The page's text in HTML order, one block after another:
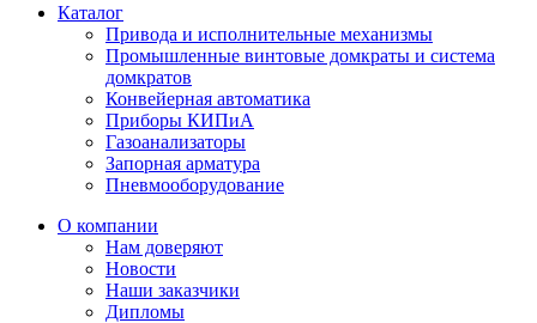
Каталог
Привода и исполнительные механизмы
Промышленные винтовые домкраты и система
домкратов
Конвейерная автоматика
Приборы КИПиА
Газоанализаторы
Запорная арматура
Пневмооборудование
О компании
Нам доверяют
Новости
Наши заказчики
Дипломы